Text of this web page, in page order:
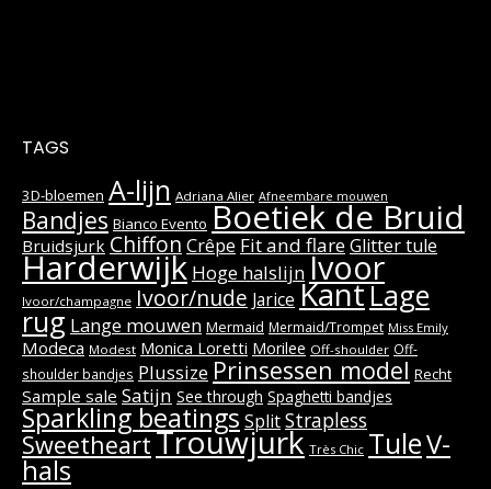
TAGS
3D-bloemen A-lijn Adriana Alier Afneembare mouwen
Bandjes Bianco Evento Boetiek de Bruid
Bruidsjurk Chiffon Crêpe Fit and flareGlitter tule
Harderwijk Hoge halslijnIvoor
Ivoor/champagne Ivoor/nude Jarice KantLage
rug Lange mouwen Mermaid Mermaid/Trompet Miss Emily
Modeca Modest Monica Loretti Morilee Off-shoulder Off-
shoulder bandjes Plussize Prinsessen model Recht
Sample sale Satijn See through Spaghetti bandjes
Sparkling beatings SplitStrapless
SweetheartTrouwjurk Très Chic TuleV-
hals